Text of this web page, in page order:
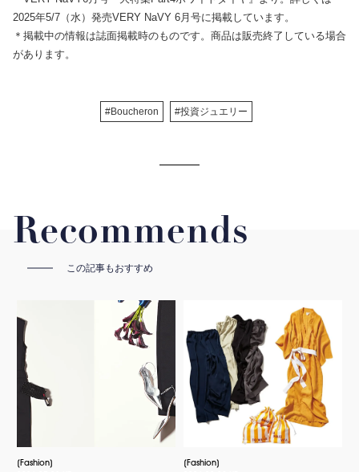
2025年5/7（水）発売VERY NaVY 6月号に掲載しています。
＊掲載中の情報は誌面掲載時のものです。商品は販売終了している場合
があります。
#Boucheron #投資ジュエリー
Recommends
この記事もおすすめ
Fashion
Fashion